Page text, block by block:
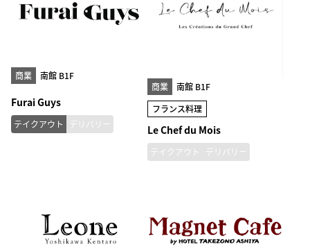
商業 南館 B1F
Furai Guys
テイクアウト デリバリー
商業
南館 B1F
フランス料理
Le Chef du Mois
テイクアウト デリバリー